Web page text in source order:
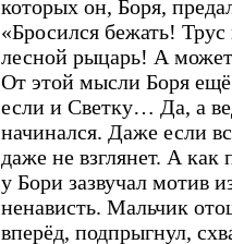
которых он, Боря,
«Бросился бежать! Трус
лесной рыцарь! А
От этой мысли Боря
если и Светку… Да, а
начинался. Даже если
даже не взглянет. А как
у Бори зазвучал мотив
ненависть. Мальчик
вперёд, подпрыгнул,